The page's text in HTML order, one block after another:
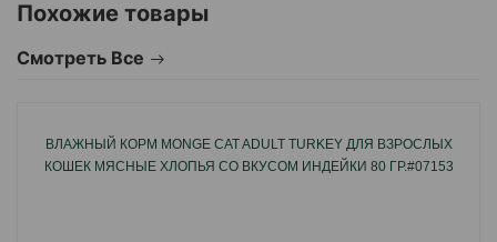
варьироваться в зависимости от времени года,
Подавайте еду комнатной температуры.
Хранить в сухом месте. После вскрытия хранить в
Похожие товары
Смотреть Все
ВЛАЖНЫЙ КОРМ MONGE CAT ADULT TURKEY ДЛЯ ВЗРОСЛЫХ
КОШЕК МЯСНЫЕ ХЛОПЬЯ СО ВКУСОМ ИНДЕЙКИ 80 ГР.#07153